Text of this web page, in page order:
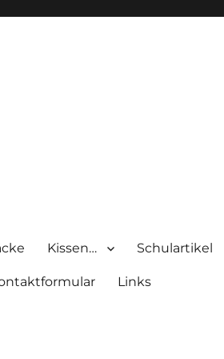
Kissen… Schulartikel
Links